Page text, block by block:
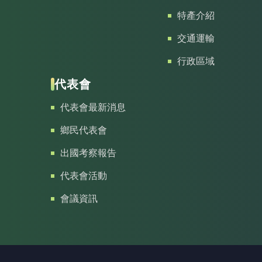
特產介紹
交通運輸
行政區域
代表會
代表會最新消息
鄉民代表會
出國考察報告
代表會活動
會議資訊